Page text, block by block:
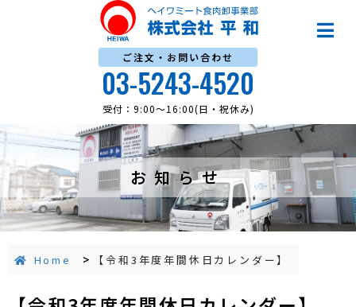
ご注文・お問い合わせ
03-5243-4520
受付：9:00～16:00(日・祝休み)
お知らせ
Home > 【令和3年度年間休日カレンダー】